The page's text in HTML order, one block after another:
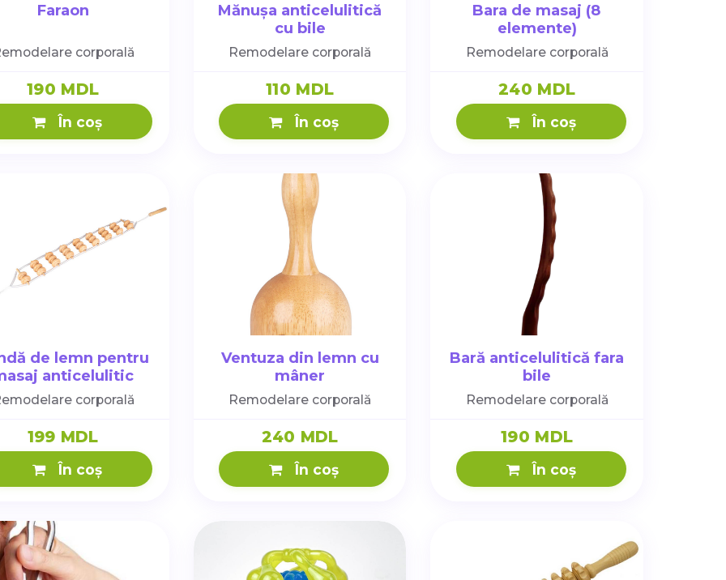
Faraon
corporală
190 MDL
În coș
Mănușa anticelulitică
cu bile
Remodelare corporală
110 MDL
În coș
Bara de masaj (8
elemente)
Remodelare corporală
240 MDL
În coș
de lemn pentru
anticelulitic
corporală
199 MDL
În coș
Ventuza din lemn cu
mâner
Remodelare corporală
240 MDL
În coș
Bară anticelulitică fara
bile
Remodelare corporală
190 MDL
În coș